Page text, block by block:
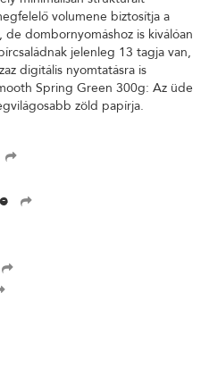
volumene biztosítja a
dombornyomáshoz is kiválóan
jelenleg 13 tagja van,
digitális nyomtatásra is
Spring Green 300g: Az üde
zöld papírja.